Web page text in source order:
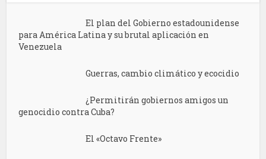
El plan del Gobierno estadounidense
para América Latina y su brutal aplicación en
Venezuela
Guerras, cambio climático y ecocidio
¿Permitirán gobiernos amigos un
genocidio contra Cuba?
El «Octavo Frente»